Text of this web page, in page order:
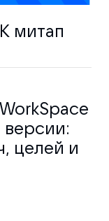
митап
версии:
целей и